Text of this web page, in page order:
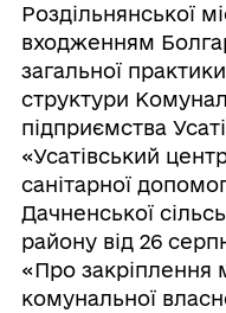
Роздільнянської
входженням
загальної
структури
підприємства
«Усатівський
санітарної
Дачненської
району від 26
«Про
комунальної